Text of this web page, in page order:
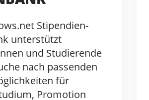
Stipendien-
unterstützt
und Studierende
nach passenden
für
Promotion